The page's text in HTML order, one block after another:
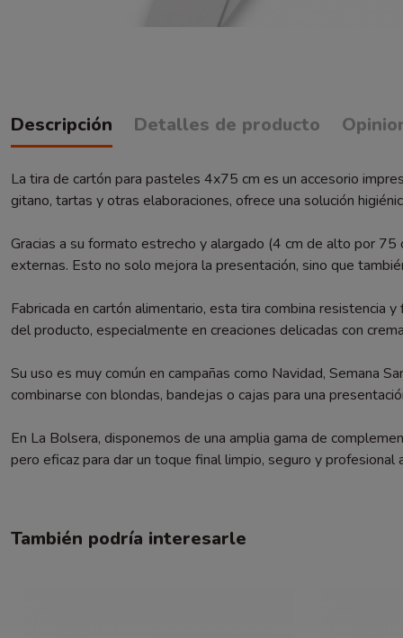
Descripción Detalles de producto
La tira de cartón para pasteles 4x75 cm es un accesorio
gitano, tartas y otras elaboraciones, ofrece una solución
Gracias a su formato estrecho y alargado (4 cm de alto por
externas. Esto no solo mejora la presentación, sino que
Fabricada en cartón alimentario, esta tira combina
del producto, especialmente en creaciones delicadas con
Su uso es muy común en campañas como Navidad, Semana
combinarse con blondas, bandejas o cajas para una
En La Bolsera, disponemos de una amplia gama de
pero eficaz para dar un toque final limpio, seguro y profesional
También podría interesarle